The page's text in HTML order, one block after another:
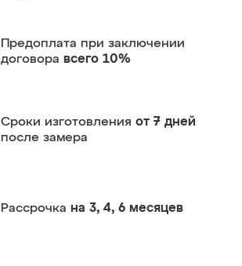
Предоплата при заключении
договора всего 10%
Сроки изготовления от 7 дней
после замера
Рассрочка на 3, 4, 6 месяцев